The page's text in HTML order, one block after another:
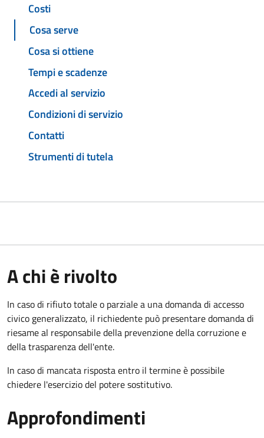
Costi
Cosa serve
Cosa si ottiene
Tempi e scadenze
Accedi al servizio
Condizioni di servizio
Contatti
Strumenti di tutela
A chi è rivolto
In caso di rifiuto totale o parziale a una domanda di accesso
civico generalizzato, il richiedente può presentare domanda di
riesame al responsabile della prevenzione della corruzione e
della trasparenza dell'ente.
In caso di mancata risposta entro il termine è possibile
chiedere l'esercizio del potere sostitutivo.
Approfondimenti